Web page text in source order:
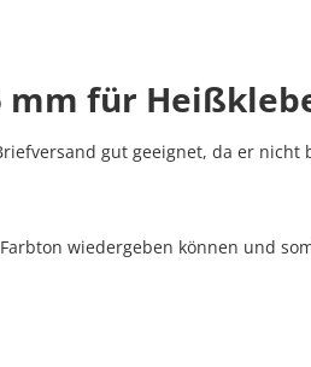
mm für
gut geeignet, da er nicht
wiedergeben können und